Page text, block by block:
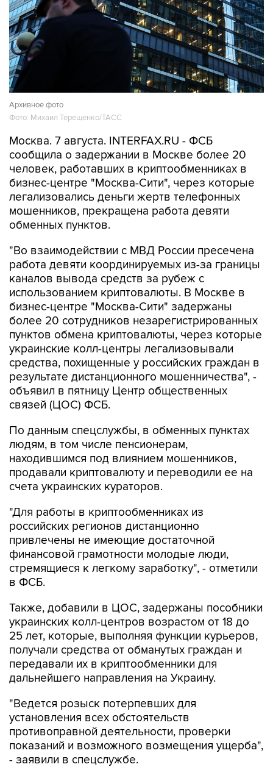
Архивное фото
Фото: Михаил Терещенко/ТАСС
Москва. 7 августа. INTERFAX.RU - ФСБ
сообщила о задержании в Москве более 20
человек, работавших в криптообменниках в
бизнес-центре "Москва-Сити", через которые
легализовались деньги жертв телефонных
мошенников, прекращена работа девяти
обменных пунктов.
"Во взаимодействии с МВД России пресечена
работа девяти координируемых из-за границы
каналов вывода средств за рубеж с
использованием криптовалюты. В Москве в
бизнес-центре "Москва-Сити" задержаны
более 20 сотрудников незарегистрированных
пунктов обмена криптовалюты, через которые
украинские колл-центры легализовывали
средства, похищенные у российских граждан в
результате дистанционного мошенничества", -
объявил в пятницу Центр общественных
связей (ЦОС) ФСБ.
По данным спецслужбы, в обменных пунктах
людям, в том числе пенсионерам,
находившимся под влиянием мошенников,
продавали криптовалюту и переводили ее на
счета украинских кураторов.
"Для работы в криптообменниках из
российских регионов дистанционно
привлечены не имеющие достаточной
финансовой грамотности молодые люди,
стремящиеся к легкому заработку", - отметили
в ФСБ.
Также, добавили в ЦОС, задержаны пособники
украинских колл-центров возрастом от 18 до
25 лет, которые, выполняя функции курьеров,
получали средства от обманутых граждан и
передавали их в криптообменники для
дальнейшего направления на Украину.
"Ведется розыск потерпевших для
установления всех обстоятельств
противоправной деятельности, проверки
показаний и возможного возмещения ущерба",
- заявили в спецслужбе.